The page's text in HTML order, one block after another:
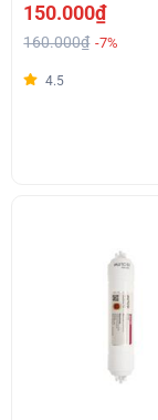
150.000₫
160.000₫ -7%
4.5